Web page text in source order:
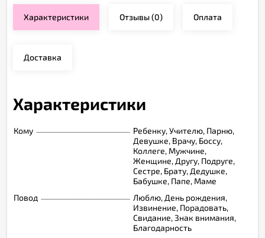
Характеристики Отзывы(0) Оплата
Доставка
Характеристики
Кому
Ребенку, Учителю, Парню,
Девушке, Врачу, Боссу,
Коллеге, Мужчине,
Женщине, Другу, Подруге,
Сестре, Брату, Дедушке,
Бабушке, Папе, Маме
Повод
Люблю, День рождения,
Извинение, Порадовать,
Свидание, Знак внимания,
Благодарность